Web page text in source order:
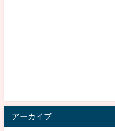
アーカイブ